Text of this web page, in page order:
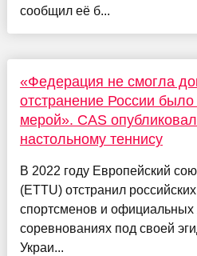
сообщил её б...
«Федерация не смогла
отстранение России
мерой». CAS
настольному теннису
В 2022 году Европейский
(ETTU) отстранил
спортсменов и официальных
соревнованиях под своей
Украи...